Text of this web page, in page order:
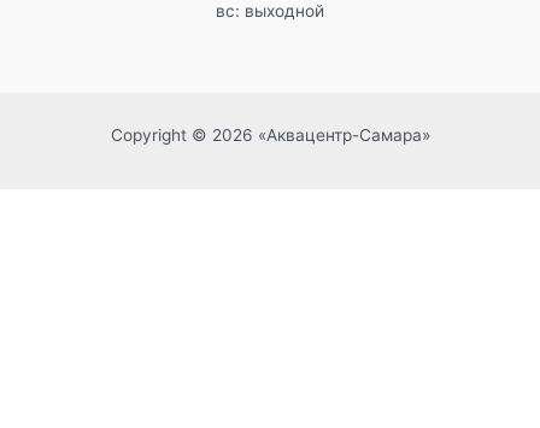
вс: выходной
Copyright © 2026 «Аквацентр-Самара»